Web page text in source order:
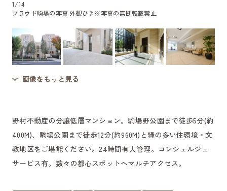
1/14
プラウド駒場の写真 外観ひき※写真の無断転載禁止
画像をもっと見る
野村不動産の分譲低層マンション。駒場野公園まで徒歩5分(約
400M)、駒場公園まで徒歩12分(約960M)と緑の多い住環境・文
教地区をご堪能ください。24時間有人管理。コンシェルジュ
サービス有。数々の都心スポットへマルチアクセス。